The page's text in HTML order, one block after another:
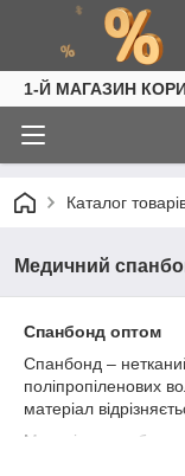
1-Й МАГАЗИН
Каталог
Медичний
Спанбонд оптом
Спанбонд –
поліпропіленових
матеріал
Матеріал спанбонд
виробництві